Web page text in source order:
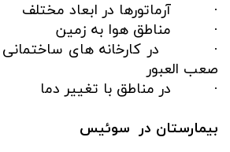
· آرماتورها در ابعاد مختلف
· مناطق هوا به زمین
· در کارخانه های ساختمانی
صعب العبور
· در مناطق با تغییر دما
بیمارستان در سوئیس